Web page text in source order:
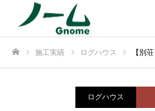
施工実績 ログハウス 【別
ログハウス